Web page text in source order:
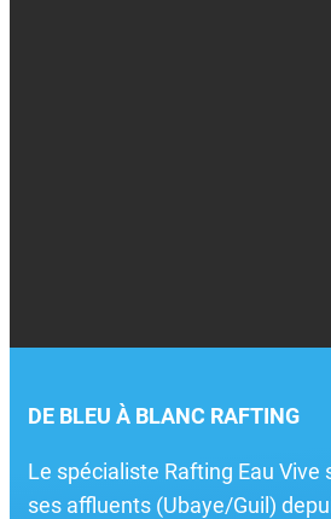
DE BLEU À BLANC RAFTING
Le spécialiste Rafting Eau Vive
ses affluents (Ubaye/Guil)